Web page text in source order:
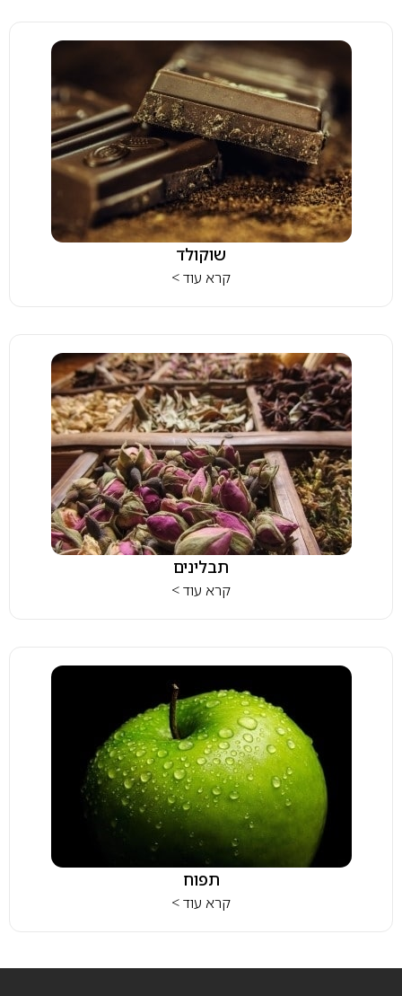
שוקולד
קרא עוד >
תבלינים
קרא עוד >
תפוח
קרא עוד >